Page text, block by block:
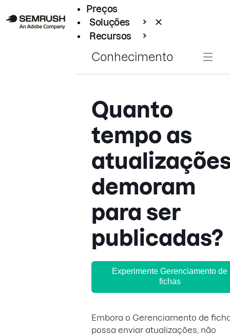
Preços
Soluções
Recursos
Conhecimento
Quanto
tempo as
demoram
para ser
publicadas?
Experimente Gerenciamento de
fichas
Embora o Gerenciamento de
possa enviar atualizações, não